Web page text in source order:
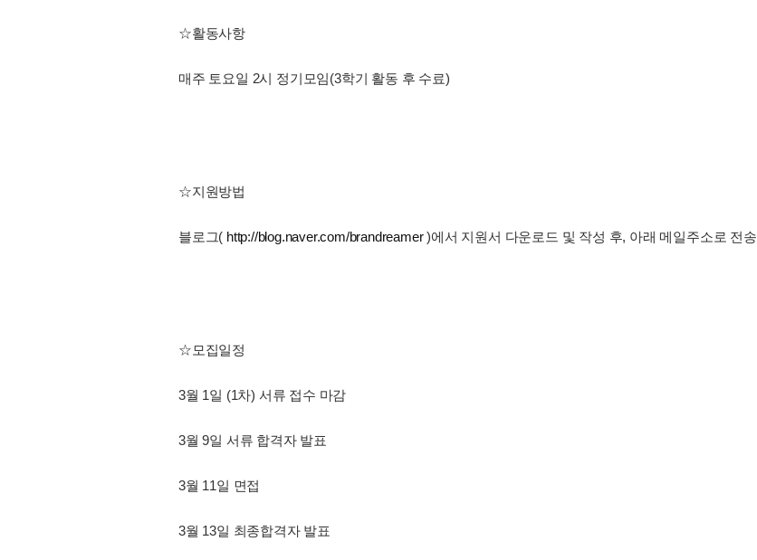
☆활동사항
매주 토요일 2시 정기모임(3학기 활동 후 수료)
☆지원방법
블로그( http://blog.naver.com/brandreamer)에서 지원서 다운로드 및 작성 후, 아래 메일주소로 전송
☆모집일정
3월 1일 (1차) 서류 접수 마감
3월 9일 서류 합격자 발표
3월 11일 면접
3월 13일 최종합격자 발표